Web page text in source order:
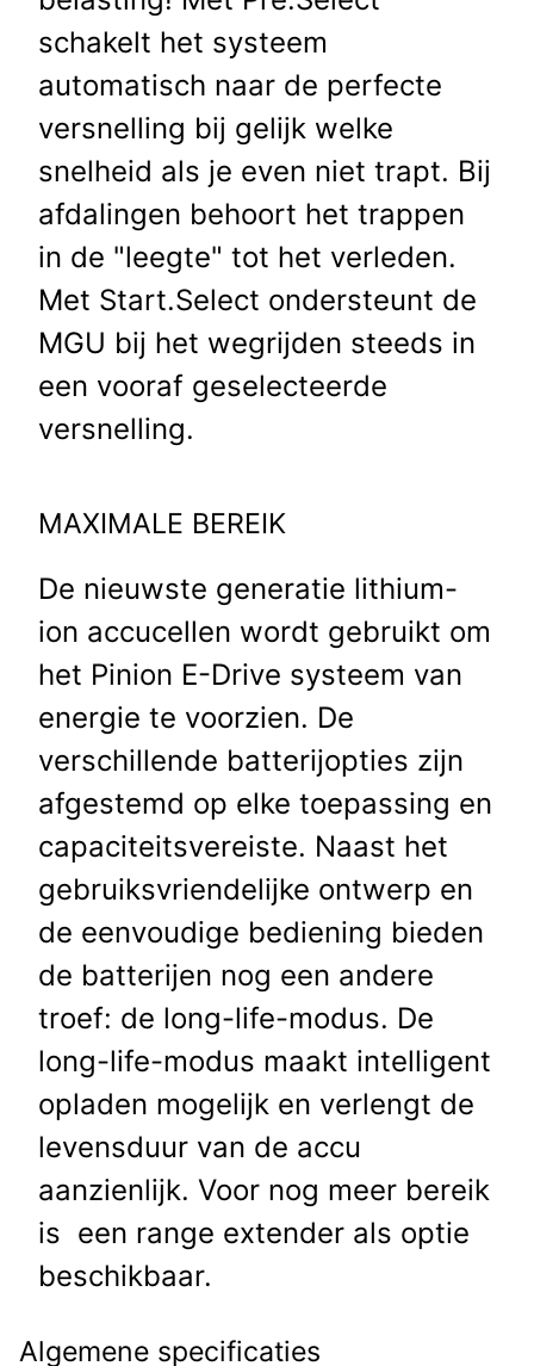
schakelt het systeem
automatisch naar de perfecte
versnelling bij gelijk welke
snelheid als je even niet trapt. Bij
afdalingen behoort het trappen
in de "leegte" tot het verleden.
Met Start.Select ondersteunt de
MGU bij het wegrijden steeds in
een vooraf geselecteerde
versnelling.
MAXIMALE BEREIK
De nieuwste generatie lithium-
ion accucellen wordt gebruikt om
het Pinion E-Drive systeem van
energie te voorzien. De
verschillende batterijopties zijn
afgestemd op elke toepassing en
capaciteitsvereiste. Naast het
gebruiksvriendelijke ontwerp en
de eenvoudige bediening bieden
de batterijen nog een andere
troef: de long-life-modus. De
long-life-modus maakt intelligent
opladen mogelijk en verlengt de
levensduur van de accu
aanzienlijk. Voor nog meer bereik
is een range extender als optie
beschikbaar.
Algemene specificaties